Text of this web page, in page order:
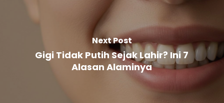
Next Post
Gigi Tidak Putih Sejak Lahir? Ini 7
Alasan Alaminya